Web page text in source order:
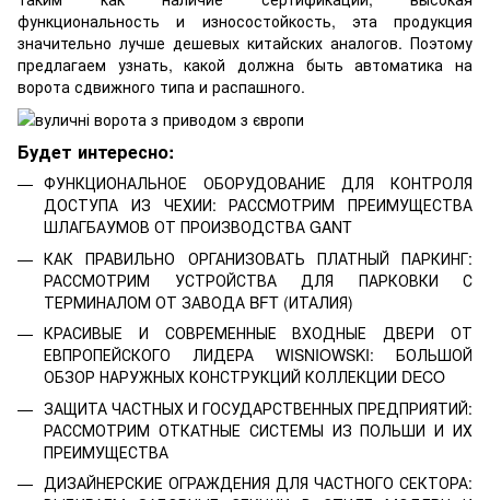
функциональность и износостойкость, эта продукция
значительно лучше дешевых китайских аналогов. Поэтому
предлагаем узнать, какой должна быть автоматика на
ворота сдвижного типа и распашного.
Будет интересно:
ФУНКЦИОНАЛЬНОЕ ОБОРУДОВАНИЕ ДЛЯ КОНТРОЛЯ
ДОСТУПА ИЗ ЧЕХИИ: РАССМОТРИМ ПРЕИМУЩЕСТВА
ШЛАГБАУМОВ ОТ ПРОИЗВОДСТВА GANT
КАК ПРАВИЛЬНО ОРГАНИЗОВАТЬ ПЛАТНЫЙ ПАРКИНГ:
РАССМОТРИМ УСТРОЙСТВА ДЛЯ ПАРКОВКИ С
ТЕРМИНАЛОМ ОТ ЗАВОДА BFT (ИТАЛИЯ)
КРАСИВЫЕ И СОВРЕМЕННЫЕ ВХОДНЫЕ ДВЕРИ ОТ
ЕВПРОПЕЙСКОГО ЛИДЕРА WISNIOWSKI: БОЛЬШОЙ
ОБЗОР НАРУЖНЫХ КОНСТРУКЦИЙ КОЛЛЕКЦИИ DECO
ЗАЩИТА ЧАСТНЫХ И ГОСУДАРСТВЕННЫХ ПРЕДПРИЯТИЙ:
РАССМОТРИМ ОТКАТНЫЕ СИСТЕМЫ ИЗ ПОЛЬШИ И ИХ
ПРЕИМУЩЕСТВА
ДИЗАЙНЕРСКИЕ ОГРАЖДЕНИЯ ДЛЯ ЧАСТНОГО СЕКТОРА: